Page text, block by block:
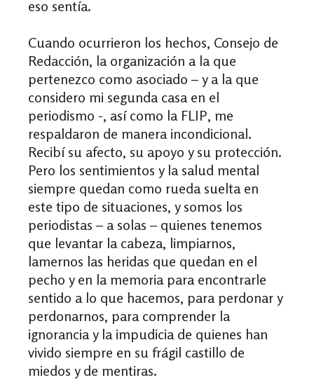
eso sentía.
Cuando ocurrieron los hechos, Consejo de
Redacción, la organización a la que
pertenezco como asociado – y a la que
considero mi segunda casa en el
periodismo -, así como la FLIP, me
respaldaron de manera incondicional.
Recibí su afecto, su apoyo y su protección.
Pero los sentimientos y la salud mental
siempre quedan como rueda suelta en
este tipo de situaciones, y somos los
periodistas – a solas – quienes tenemos
que levantar la cabeza, limpiarnos,
lamernos las heridas que quedan en el
pecho y en la memoria para encontrarle
sentido a lo que hacemos, para perdonar y
perdonarnos, para comprender la
ignorancia y la impudicia de quienes han
vivido siempre en su frágil castillo de
miedos y de mentiras.